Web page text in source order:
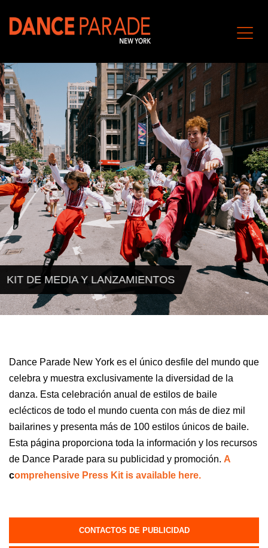
KIT DE MEDIA Y LANZAMIENTOS
Dance Parade New York es el único desfile del mundo que
celebra y muestra exclusivamente la diversidad de la
danza. Esta celebración anual de estilos de baile
eclécticos de todo el mundo cuenta con más de diez mil
bailarines y presenta más de 100 estilos únicos de baile.
Esta página proporciona toda la información y los recursos
de Dance Parade para su publicidad y promoción. A
comprehensive Press Kit is available here.
CONTACTOS DE PUBLICIDAD